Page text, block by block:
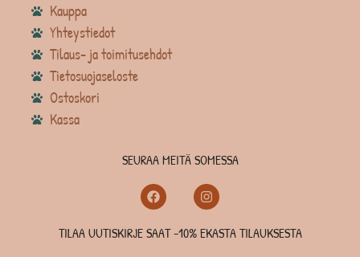
Kauppa
Yhteystiedot
Tilaus- ja toimitusehdot
Tietosuojaseloste
Ostoskori
Kassa
SEURAA MEITÄ SOMESSA
TILAA UUTISKIRJE SAAT -10% EKASTA TILAUKSESTA